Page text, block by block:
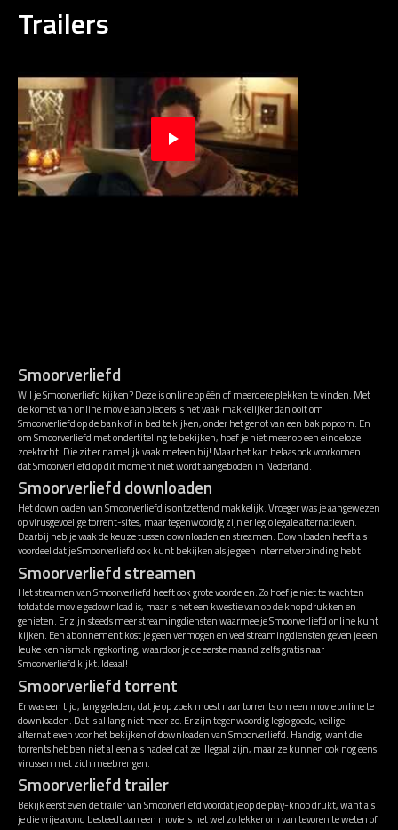
Trailers
Smoorverliefd
Wil je Smoorverliefd kijken? Deze is online op één of meerdere plekken te vinden. Met
de komst van online movie aanbieders is het vaak makkelijker dan ooit om
Smoorverliefd op de bank of in bed te kijken, onder het genot van een bak popcorn. En
om Smoorverliefd met ondertiteling te bekijken, hoef je niet meer op een eindeloze
zoektocht. Die zit er namelijk vaak meteen bij! Maar het kan helaas ook voorkomen
dat Smoorverliefd op dit moment niet wordt aangeboden in Nederland.
Smoorverliefd downloaden
Het downloaden van Smoorverliefd is ontzettend makkelijk. Vroeger was je aangewezen
op virusgevoelige torrent-sites, maar tegenwoordig zijn er legio legale alternatieven.
Daarbij heb je vaak de keuze tussen downloaden en streamen. Downloaden heeft als
voordeel dat je Smoorverliefd ook kunt bekijken als je geen internetverbinding hebt.
Smoorverliefd streamen
Het streamen van Smoorverliefd heeft ook grote voordelen. Zo hoef je niet te wachten
totdat de movie gedownload is, maar is het een kwestie van op de knop drukken en
genieten. Er zijn steeds meer streamingdiensten waarmee je Smoorverliefd online kunt
kijken. Een abonnement kost je geen vermogen en veel streamingdiensten geven je een
leuke kennismakingskorting, waardoor je de eerste maand zelfs gratis naar
Smoorverliefd kijkt. Ideaal!
Smoorverliefd torrent
Er was een tijd, lang geleden, dat je op zoek moest naar torrents om een movie online te
downloaden. Dat is al lang niet meer zo. Er zijn tegenwoordig legio goede, veilige
alternatieven voor het bekijken of downloaden van Smoorverliefd. Handig, want die
torrents hebben niet alleen als nadeel dat ze illegaal zijn, maar ze kunnen ook nog eens
virussen met zich meebrengen.
Smoorverliefd trailer
Bekijk eerst even de trailer van Smoorverliefd voordat je op de play-knop drukt, want als
je die vrije avond besteedt aan een movie is het wel zo lekker om van tevoren te weten of